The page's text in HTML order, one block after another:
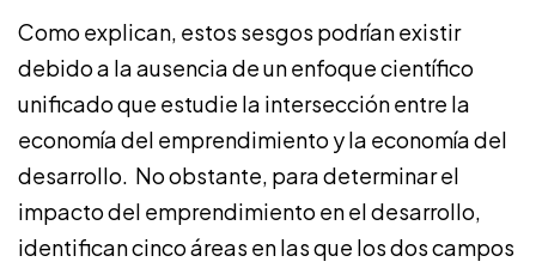
Como explican, estos sesgos podrían existir
debido a la ausencia de un enfoque científico
unificado que estudie la intersección entre la
economía del emprendimiento y la economía del
desarrollo. No obstante, para determinar el
impacto del emprendimiento en el desarrollo,
identifican cinco áreas en las que los dos campos